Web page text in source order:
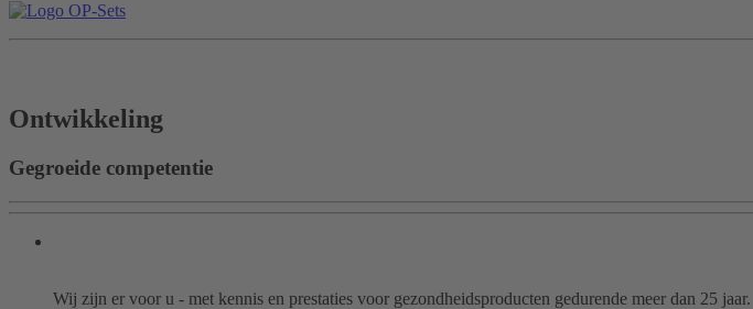
Ontwikkeling
Gegroeide competentie
Wij zijn er voor u - met kennis en prestaties voor gezondheidsproducten gedurende meer dan 25 jaar.